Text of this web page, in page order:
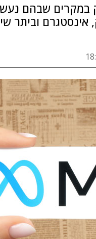
במקרים שבהם
אינסטגרם